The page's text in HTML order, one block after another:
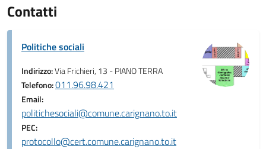
Contatti
Politiche sociali
Indirizzo:Via Frichieri, 13 - PIANO TERRA
Telefono:011.96.98.421
Email:
politichesociali@comune.carignano.to.it
PEC:
protocollo@cert.comune.carignano.to.it